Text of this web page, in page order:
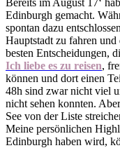
Edinburgh gemacht.
spontan dazu
Hauptstadt zu fahren
besten Entscheidungen,
Ich liebe es zu reisen,
können und dort einen
48h sind zwar nicht viel
nicht sehen konnten.
See von der Liste
Meine persönlichen
Edinburgh haben wird,